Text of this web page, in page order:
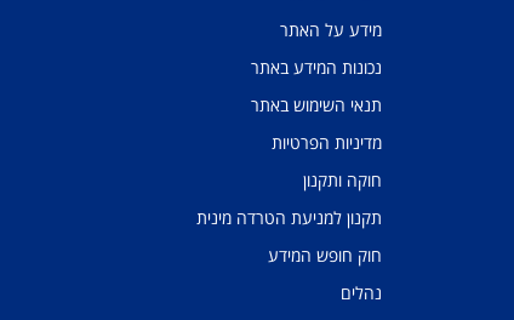
מידע על האתר
נכונות המידע באתר
תנאי השימוש באתר
מדיניות הפרטיות
חוקה ותקנון
תקנון למניעת הטרדה מינית
חוק חופש המידע
נהלים